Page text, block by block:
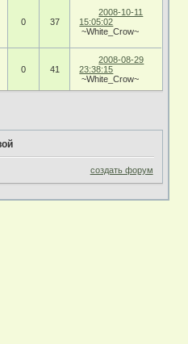
0 37
2008-10-11
15:05:02
~White_Crow~
0 41
2008-08-29
23:38:15
~White_Crow~
создать форум